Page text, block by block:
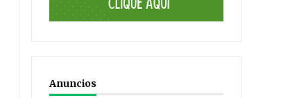
Anuncios